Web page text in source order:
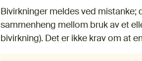
Bivirkninger meldes ved
sammenheng mellom bruk av et
bivirkning). Det er ikke krav om at